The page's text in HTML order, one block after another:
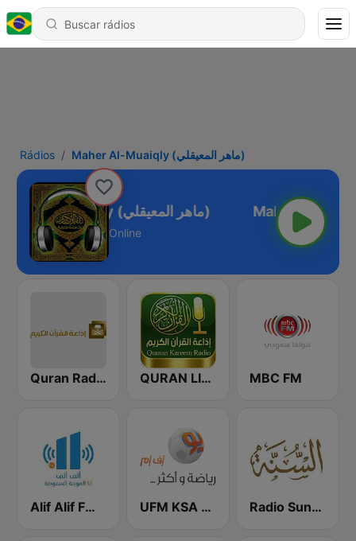
Rádios Maher Al-Muaiqly (ماهر المعيقلي)
Maher Al-Muaiqly (ماهر المعيقلي)
Online
Quran Radio اذاعة القرآن الكريم - الرياض QURAN LIVE RADIO MBC FM
Alif Alif FM (ألف ألف إف إم) UFM KSA (يو إف إم) Radio Sunna إذاعة السنة